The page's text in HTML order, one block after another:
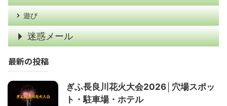
遊び
迷惑メール
最新の投稿
ぎふ長良川花火大会2026│穴場スポッ
ト・駐車場・ホテル